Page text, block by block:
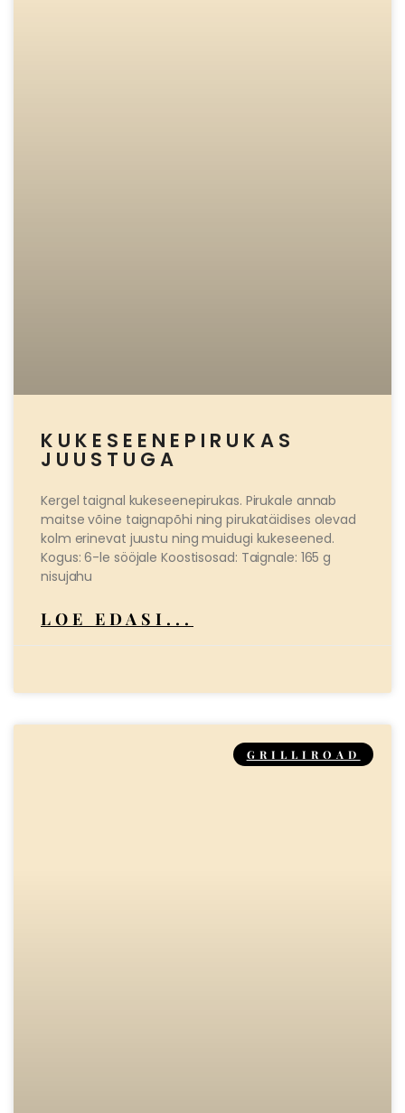
KUKESEENEPIRUKAS
JUUSTUGA
Kergel taignal kukeseenepirukas. Pirukale annab
maitse võine taignapõhi ning pirukatäidises olevad
kolm erinevat juustu ning muidugi kukeseened.
Kogus: 6-le sööjale Koostisosad: Taignale: 165 g
nisujahu
LOE EDASI...
GRILLIROAD